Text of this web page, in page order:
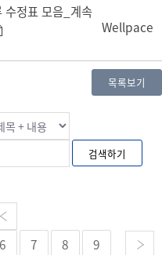
정표 모음_계속
Wellpace
목록보기
검색하기
6 7 8 9